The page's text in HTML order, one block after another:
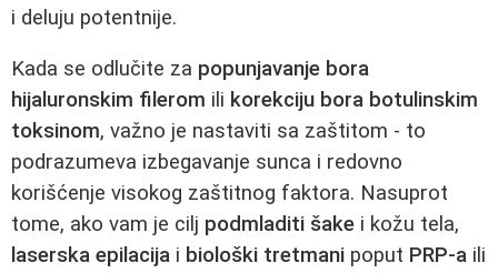
i deluju potentnije.
Kada se odlučite za popunjavanje bora
hijaluronskim filerom ili korekciju bora botulinskim
toksinom, važno je nastaviti sa zaštitom - to
podrazumeva izbegavanje sunca i redovno
korišćenje visokog zaštitnog faktora. Nasuprot
tome, ako vam je cilj podmladiti šake i kožu tela,
laserska epilacija i biološki tretmani poput PRP-a ili